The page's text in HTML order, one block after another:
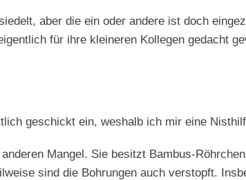
aber die ein oder andere ist doch
für ihre kleineren Kollegen gedacht
geschickt ein, weshalb ich mir eine
Mangel. Sie besitzt Bambus-
sind die Bohrungen auch verstopft.